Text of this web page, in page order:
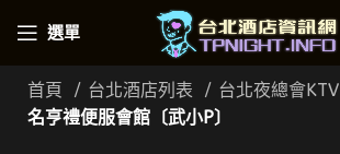
選單
首頁 台北酒店列表 台北夜總會KTV
名亨禮便服會館〔武小P〕